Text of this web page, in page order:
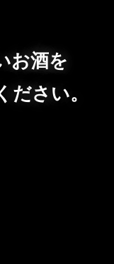
お酒を
さい。